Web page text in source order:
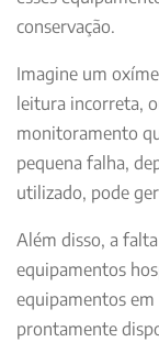
conservação.
Imagine um
leitura incorreta,
monitoramento
pequena falha,
utilizado, pode
Além disso, a
equipamentos
equipamentos em
prontamente